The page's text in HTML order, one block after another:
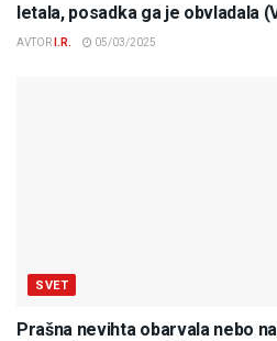
letala, posadka ga je obvladala
AVTOR I.R. 05/03/2025
SVET
Prašna nevihta obarvala nebo